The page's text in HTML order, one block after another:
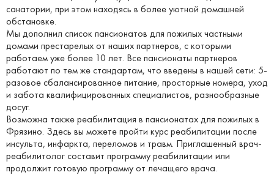
санатории, при этом находясь в более уютной домашней
обстановке.
Мы дополнил список пансионатов для пожилых частными
домами престарелых от наших партнеров, с которыми
работаем уже более 10 лет. Все пансионаты партнеров
работают по тем же стандартам, что введены в нашей сети: 5-
разовое сбалансированное питание, просторные номера, уход
и забота квалифицированных специалистов, разнообразные
досуг.
Возможна также реабилитация в пансионатах для пожилых в
Фрязино. Здесь вы можете пройти курс реабилитации после
инсульта, инфаркта, переломов и травм. Приглашенный врач-
реабилитолог составит программу реабилитации или
продолжит готовую программу от лечащего врача.